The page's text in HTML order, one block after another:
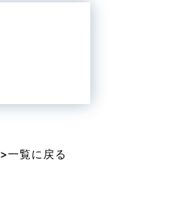
>一覧に戻る